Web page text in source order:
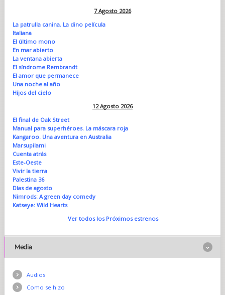
7 Agosto 2026
La patrulla canina. La dino película
Italiana
El último mono
En mar abierto
La ventana abierta
El síndrome Rembrandt
El amor que permanece
Una noche al año
Hijos del cielo
12 Agosto 2026
El final de Oak Street
Manual para superhéroes. La máscara roja
Kangaroo. Una aventura en Australia
Marsupilami
Cuenta atrás
Este-Oeste
Vivir la tierra
Palestina 36
Días de agosto
Nimrods: A green day comedy
Katseye: Wild Hearts
Ver todos los Próximos estrenos
Media
Audios
Como se hizo